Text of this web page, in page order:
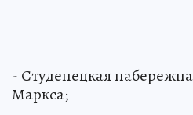
- Студенецкая
Маркса;